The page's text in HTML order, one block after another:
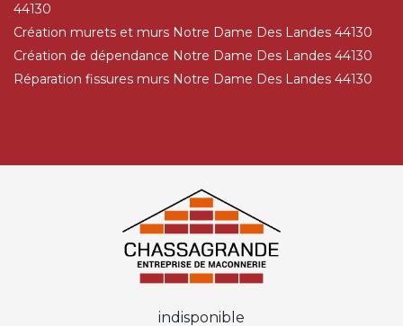
44130
Création murets et murs Notre Dame Des Landes 44130
Création de dépendance Notre Dame Des Landes 44130
Réparation fissures murs Notre Dame Des Landes 44130
indisponible